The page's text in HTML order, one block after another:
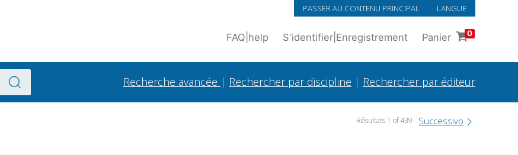
PASSER AU CONTENU PRINCIPAL LANGUE
FAQ help S'identifier Enregistrement Panier 0
Recherche avancée | Rechercher par discipline | Rechercher par éditeur
Résultats 1 of 439 Successivo